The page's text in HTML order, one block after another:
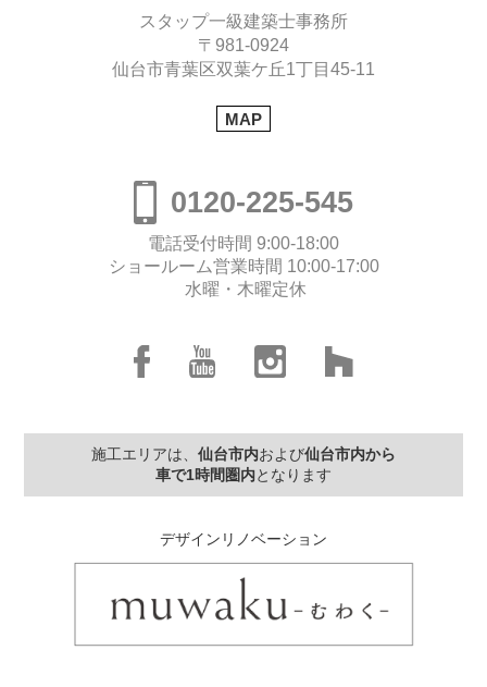
スタップ一級建築士事務所
〒981-0924
仙台市青葉区双葉ケ丘1丁目45-11
MAP
0120-225-545
電話受付時間 9:00-18:00
ショールーム営業時間 10:00-17:00
水曜・木曜定休
施工エリアは、 仙台市内および仙台市内から
車で1時間圏内となります
デザインリノベーション